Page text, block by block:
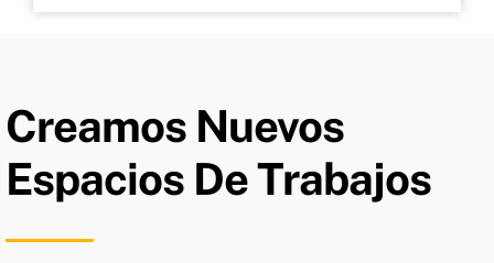
Creamos Nuevos
Espacios De Trabajos